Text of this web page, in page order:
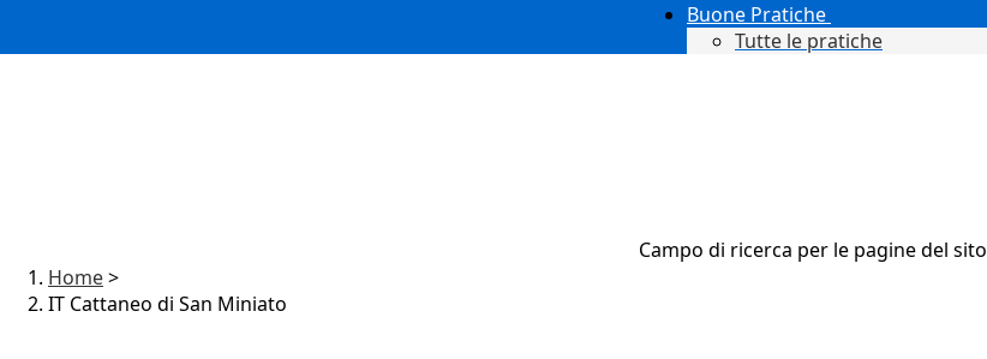
Buone Pratiche
Tutte le pratiche
Campo di ricerca per le pagine del sito
Home>
IT Cattaneo di San Miniato